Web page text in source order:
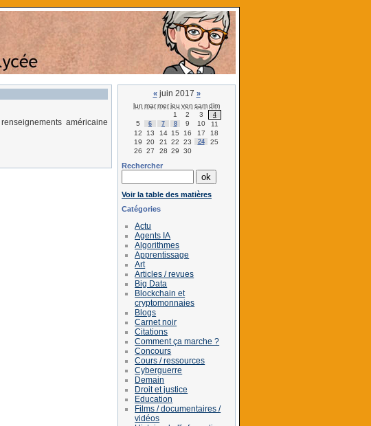
américaine
«juin 2017 »
lun marmerjeu ven samdim
1
2 3 4
5 6 7 8 9 10
11
12
13 14 15 16 17
18
19
20 21 22 23 24
25
26
27 28 29 30
Rechercher
Voir la table des matières
Catégories
Actu
Agents IA
Algorithmes
Apprentissage
Art
Articles / revues
Big Data
Blockchain et
cryptomonnaies
Blogs
Carnet noir
Citations
Comment ça marche ?
Concours
Cours / ressources
Cyberguerre
Demain
Droit et justice
Education
Films / documentaires /
vidéos